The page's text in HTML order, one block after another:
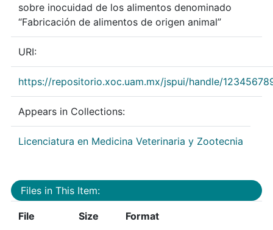
sobre inocuidad de los alimentos denominado
“Fabricación de alimentos de origen animal”
URI:
https://repositorio.xoc.uam.mx/jspui/handle/
Appears in Collections:
Licenciatura en Medicina Veterinaria y Zootecnia
Files in This Item:
File Size Format